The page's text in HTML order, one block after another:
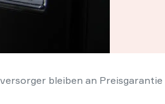
bleiben an Preisgarantie